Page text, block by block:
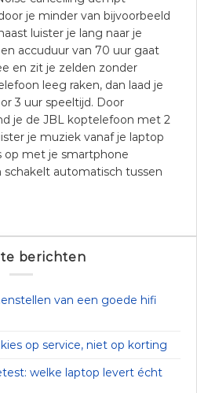
je minder van bijvoorbeeld
luister je lang naar je
accuduur van 70 uur gaat
en zit je zelden zonder
leeg raken, dan laad je
3 uur speeltijd. Door
je de JBL koptelefoon met 2
je muziek vanaf je laptop
op met je smartphone
automatisch tussen
berichten
van een goede hifi
op service, niet op korting
welke laptop levert écht